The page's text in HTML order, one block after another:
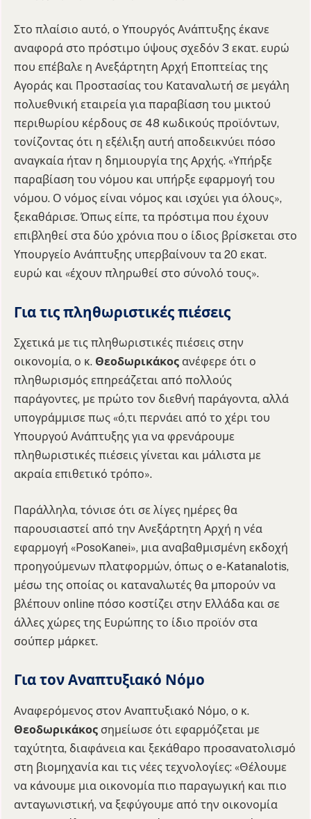
Στο πλαίσιο αυτό, ο Υπουργός Ανάπτυξης έκανε
αναφορά στο πρόστιμο ύψους σχεδόν 3 εκατ. ευρώ
που επέβαλε η Ανεξάρτητη Αρχή Εποπτείας της
Αγοράς και Προστασίας του Καταναλωτή σε μεγάλη
πολυεθνική εταιρεία για παραβίαση του μικτού
περιθωρίου κέρδους σε 48 κωδικούς προϊόντων,
τονίζοντας ότι η εξέλιξη αυτή αποδεικνύει πόσο
αναγκαία ήταν η δημιουργία της Αρχής. «Υπήρξε
παραβίαση του νόμου και υπήρξε εφαρμογή του
νόμου. Ο νόμος είναι νόμος και ισχύει για όλους»,
ξεκαθάρισε. Όπως είπε, τα πρόστιμα που έχουν
επιβληθεί στα δύο χρόνια που ο ίδιος βρίσκεται στο
Υπουργείο Ανάπτυξης υπερβαίνουν τα 20 εκατ.
ευρώ και «έχουν πληρωθεί στο σύνολό τους».
Για τις πληθωριστικές πιέσεις
Σχετικά με τις πληθωριστικές πιέσεις στην
οικονομία, ο κ. Θεοδωρικάκος ανέφερε ότι ο
πληθωρισμός επηρεάζεται από πολλούς
παράγοντες, με πρώτο τον διεθνή παράγοντα, αλλά
υπογράμμισε πως «ό,τι περνάει από το χέρι του
Υπουργού Ανάπτυξης για να φρενάρουμε
πληθωριστικές πιέσεις γίνεται και μάλιστα με
ακραία επιθετικό τρόπο».
Παράλληλα, τόνισε ότι σε λίγες ημέρες θα
παρουσιαστεί από την Ανεξάρτητη Αρχή η νέα
εφαρμογή «PosoKanei», μια αναβαθμισμένη εκδοχή
προηγούμενων πλατφορμών, όπως ο e-Katanalotis,
μέσω της οποίας οι καταναλωτές θα μπορούν να
βλέπουν online πόσο κοστίζει στην Ελλάδα και σε
άλλες χώρες της Ευρώπης το ίδιο προϊόν στα
σούπερ μάρκετ.
Για τον Αναπτυξιακό Νόμο
Αναφερόμενος στον Αναπτυξιακό Νόμο, ο κ.
Θεοδωρικάκος σημείωσε ότι εφαρμόζεται με
ταχύτητα, διαφάνεια και ξεκάθαρο προσανατολισμό
στη βιομηχανία και τις νέες τεχνολογίες: «Θέλουμε
να κάνουμε μια οικονομία πιο παραγωγική και πιο
ανταγωνιστική, να ξεφύγουμε από την οικονομία